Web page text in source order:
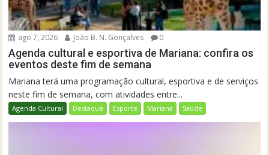
ago 7, 2026 João B. N. Gonçalves 0
Agenda cultural e esportiva de Mariana: confira os
eventos deste fim de semana
Mariana terá uma programação cultural, esportiva e de serviços
neste fim de semana, com atividades entre...
Agenda Cultural Destaque Esporte Mariana Saúde